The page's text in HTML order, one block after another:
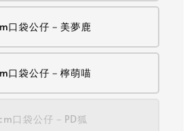
口袋公仔－美夢鹿
口袋公仔－檸萌喵
口袋公仔－PD狐